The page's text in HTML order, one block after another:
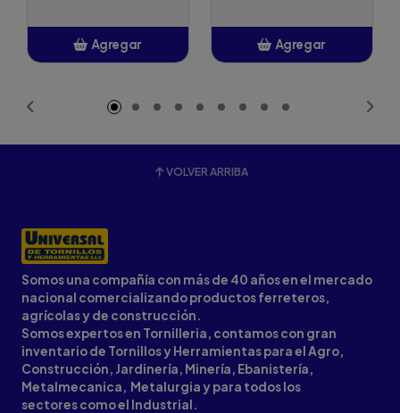
Agregar Agregar
VOLVER ARRIBA
Somos una compañía con más de 40 años en el mercado
nacional comercializando productos ferreteros,
agrícolas y de construcción.
Somos expertos en Tornilleria, contamos con gran
inventario de Tornillos y Herramientas para el Agro,
Construcción, Jardinería, Minería, Ebanistería,
Metalmecanica, Metalurgia y para todos los
sectores como el Industrial.